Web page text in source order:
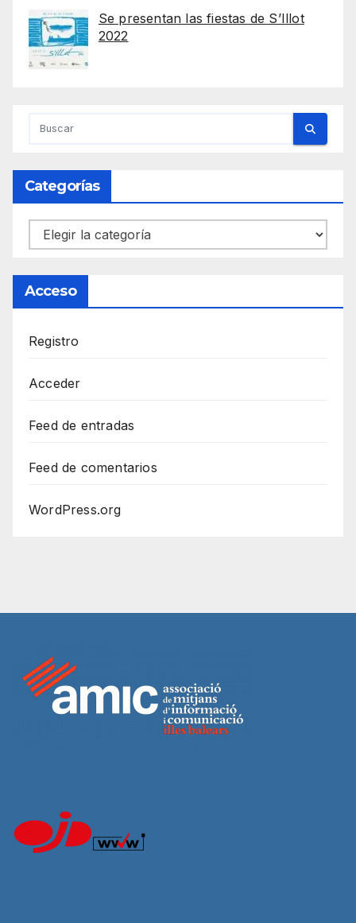
Se presentan las fiestas de S’Illot
2022
Categorías
Categorías
Acceso
Registro
Acceder
Feed de entradas
Feed de comentarios
WordPress.org